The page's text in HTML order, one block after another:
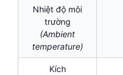
Nhiệt độ môi
trường
(Ambient
temperature)
Kích